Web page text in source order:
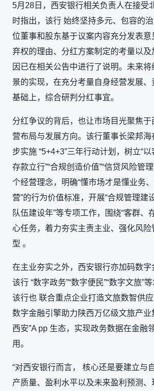
5月28日，西安银行相关负责人在接受
时指出，该行 始终坚持多元、包容的
位董事和股东基于议案内容充分发表
弃权的理由、分红方案制定的考量以及
因已在相关公告中进行了说明。未来
景的实现，在充分考量自身经营发展
基础上，综合研判分红事宜。
分红争议的背后，也让市场目光聚焦
营布局与发展方向。该行董事长梁邦
步实施 “5+4+3”三年行动计划，树立“以
存款立行”“合规创造价值”“信贷风险管理
个经营理念，明确“懂市场才是懂业务
营”的行为价值标准，开展“合规管理建
队伍建设年”等专项工作，围绕“客群、
心任务，着力夯实主责主业、强化风
型 。
在主业夯实之外，西安银行亦加码数字
该行 “数字政务”“数字便民”“数字文旅”
该行也 联合重点企业打造文旅数智供
数字金融引擎助力陕西万亿级文旅产业
西安”A pp 生态，实现政务数据在金融
用。
“对西安银行而言， 核心还是要建立与
产质量、盈利水平以及未来盈利预测